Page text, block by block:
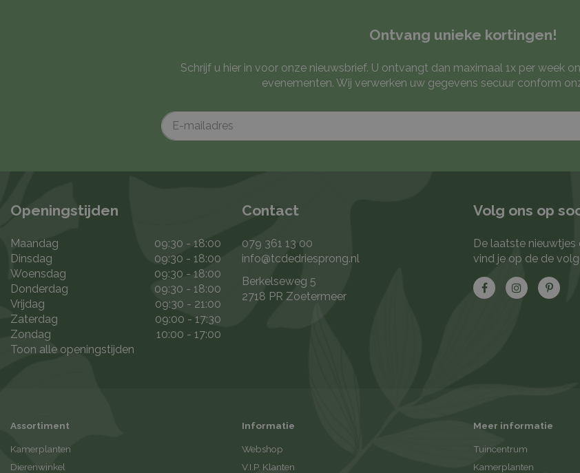
Ontvang unieke kortingen!
Schrijf u hier in voor onze nieuwsbrief. U ontvangt dan maximaal 1x per week
evenementen. Wij verwerken uw gegevens secuur conform
Openingstijden
Maandag
09:30 - 18:00
Dinsdag
09:30 - 18:00
Woensdag
09:30 - 18:00
Donderdag
09:30 - 18:00
Vrijdag
09:30 - 21:00
Zaterdag
09:00 - 17:30
Zondag
10:00 - 17:00
Toon alle openingstijden
Contact
079 361 13 00
info@tcdedriesprong.nl
Berkelseweg 5
2718 PR Zoetermeer
Volg ons op
De laatste
vind je op de de
Assortiment
Kamerplanten
Dierenwinkel
Informatie
Webshop
V.I.P. Klanten
Meer informatie
Tuincentrum
Kamerplanten